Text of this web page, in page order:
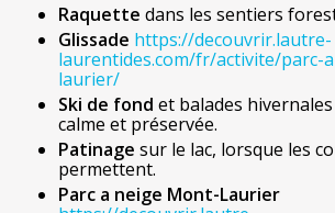
Raquette dans les sentiers
Glissade https://decouvrir.lautre-
laurentides.com/fr/activite/parc-
laurier/
Ski de fond et balades
calme et préservée.
Patinage sur le lac, lorsque les
permettent.
Parc a neige Mont-Laurier